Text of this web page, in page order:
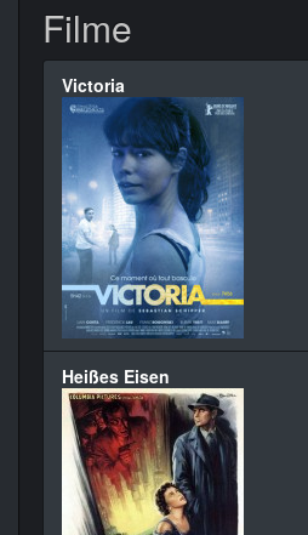
Filme
Victoria
Heißes Eisen